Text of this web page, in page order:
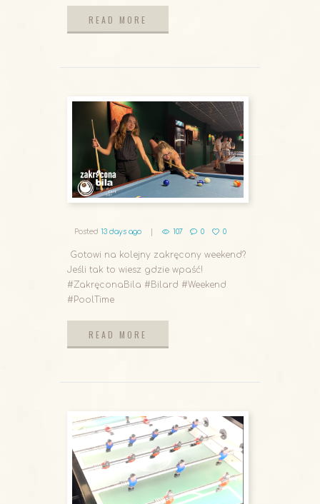
READ MORE
Posted 13 days ago 107 0 0
Gotowi na kolejny zakręcony weekend?
Jeśli tak to wiesz gdzie wpaść!
#ZakręconaBila #Bilard #Weekend
#PoolTime
READ MORE